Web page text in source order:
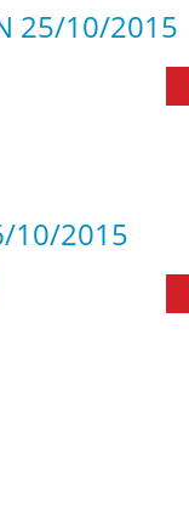
25/10/2015
10/2015